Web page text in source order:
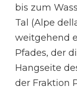
bis zum
Tal (Alpe
weitgehend
Pfades, der
Hangseite
der Fraktion